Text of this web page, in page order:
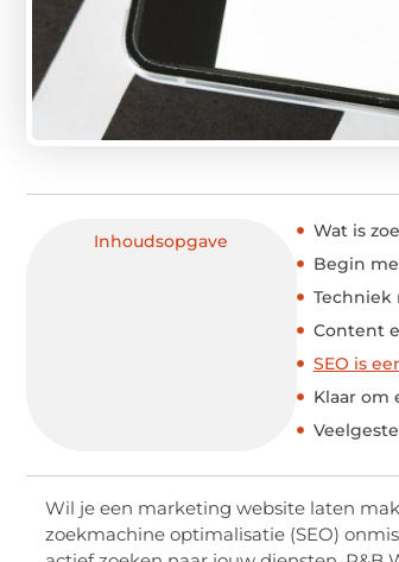
Inhoudsopgave
Wat is
Begin
Techniek
Content
SEO is
Klaar om
Wil je een marketing website laten
zoekmachine optimalisatie (SEO)